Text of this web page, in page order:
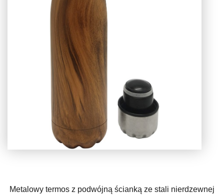
Metalowy termos z podwójną ścianką ze stali nierdzewnej